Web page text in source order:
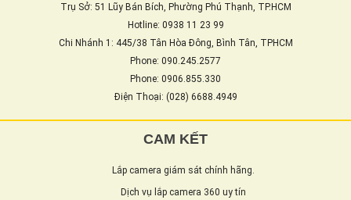
Trụ Sở: 51 Lũy Bán Bích, Phường Phú Thạnh, TP.HCM
Hotline: 0938 11 23 99
Chi Nhánh 1: 445/38 Tân Hòa Đông, Bình Tân, TPHCM
Phone: 090.245.2577
Phone: 0906.855.330
Điện Thoại: (028) 6688.4949
CAM KẾT
Lắp camera giám sát chính hãng.
Dịch vụ lắp camera 360 uy tín